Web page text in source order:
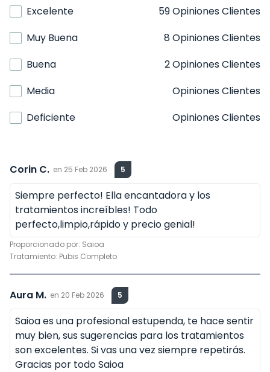
Excelente
59 Opiniones Clientes
Muy Buena
8 Opiniones Clientes
Buena
2 Opiniones Clientes
Media
Opiniones Clientes
Deficiente
Opiniones Clientes
Corin C. en 25 Feb 2026 5
Siempre perfecto! Ella encantadora y los
tratamientos increíbles! Todo
perfecto,limpio,rápido y precio genial!
Proporcionado por: Saioa
Tratamiento: Pubis Completo
Aura M. en 20 Feb 2026 5
Saioa es una profesional estupenda, te hace sentir
muy bien, sus sugerencias para los tratamientos
son excelentes. Si vas una vez siempre repetirás.
Gracias por todo Saioa